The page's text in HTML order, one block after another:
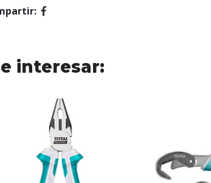
interesar: